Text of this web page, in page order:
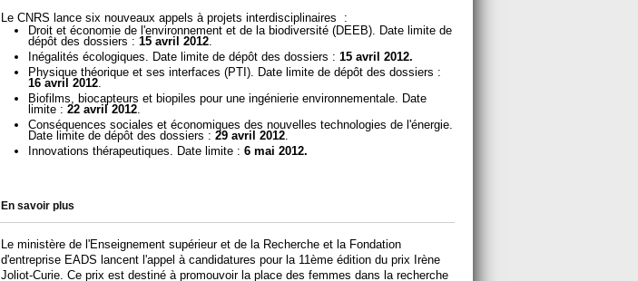
Le CNRS lance six nouveaux appels à projets interdisciplinaires :
Droit et économie de l'environnement et de la biodiversité (DEEB). Date limite de
dépôt des dossiers : 15 avril 2012.
Inégalités écologiques. Date limite de dépôt des dossiers : 15 avril 2012.
Physique théorique et ses interfaces (PTI). Date limite de dépôt des dossiers :
16 avril 2012.
Biofilms, biocapteurs et biopiles pour une ingénierie environnementale. Date
limite : 22 avril 2012.
Conséquences sociales et économiques des nouvelles technologies de l'énergie.
Date limite de dépôt des dossiers : 29 avril 2012.
Innovations thérapeutiques. Date limite : 6 mai 2012.
En savoir plus
Le ministère de l'Enseignement supérieur et de la Recherche et la Fondation
d'entreprise EADS lancent l'appel à candidatures pour la 11ème édition du prix Irène
Joliot-Curie. Ce prix est destiné à promouvoir la place des femmes dans la recherche